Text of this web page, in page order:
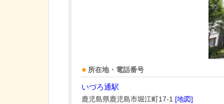
所在地・電話番号
いづろ通駅
鹿児島県鹿児島市堀江町17-1 [地図]